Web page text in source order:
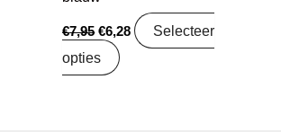
€7,95 €6,28
Selecteer
opties